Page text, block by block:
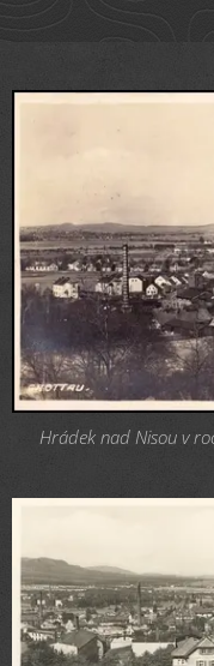
Hrádek nad Nisou v